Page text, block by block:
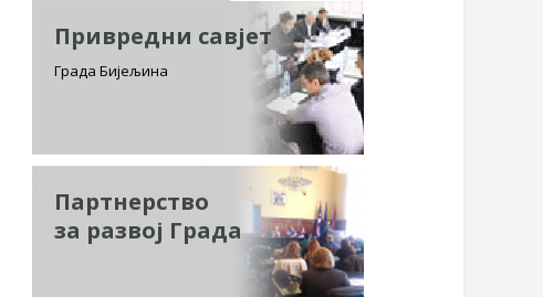
Привредни савјет
Града Бијељина
Партнерство
за развој Града